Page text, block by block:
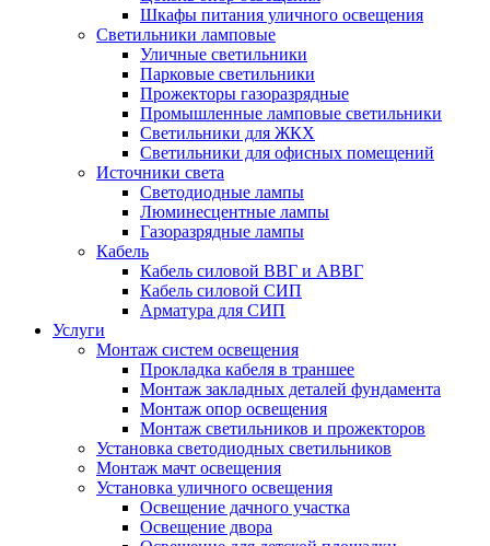
Шкафы питания уличного освещения
Светильники ламповые
Уличные светильники
Парковые светильники
Прожекторы газоразрядные
Промышленные ламповые светильники
Светильники для ЖКХ
Светильники для офисных помещений
Источники света
Светодиодные лампы
Люминесцентные лампы
Газоразрядные лампы
Кабель
Кабель силовой ВВГ и АВВГ
Кабель силовой СИП
Арматура для СИП
Услуги
Монтаж систем освещения
Прокладка кабеля в траншее
Монтаж закладных деталей фундамента
Монтаж опор освещения
Монтаж светильников и прожекторов
Установка светодиодных светильников
Монтаж мачт освещения
Установка уличного освещения
Освещение дачного участка
Освещение двора